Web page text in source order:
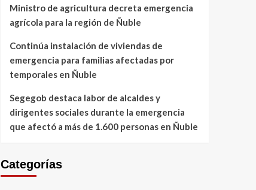
Ministro de agricultura decreta emergencia
agrícola para la región de Ñuble
Continúa instalación de viviendas de
emergencia para familias afectadas por
temporales en Ñuble
Segegob destaca labor de alcaldes y
dirigentes sociales durante la emergencia
que afectó a más de 1.600 personas en Ñuble
Categorías